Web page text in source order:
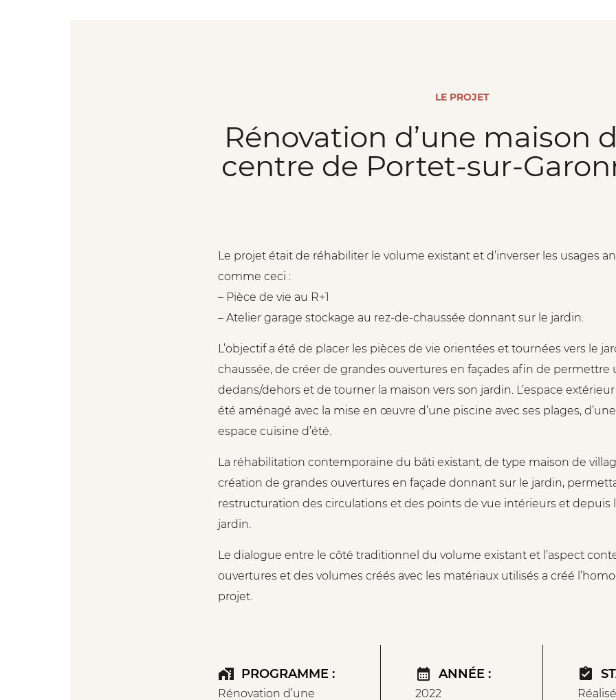
LE PROJET
Rénovation d’une maison
centre de Portet-sur-
Le projet était de réhabiliter le volume existant et d’inverser les usages
comme ceci :
– Pièce de vie au R+1
– Atelier garage stockage au rez-de-chaussée donnant sur le jardin.
L’objectif a été de placer les pièces de vie orientées et tournées vers le
chaussée, de créer de grandes ouvertures en façades afin de permettre
dedans/dehors et de tourner la maison vers son jardin. L’espace
été aménagé avec la mise en œuvre d’une piscine avec ses plages,
espace cuisine d’été.
La réhabilitation contemporaine du bâti existant, de type maison de
création de grandes ouvertures en façade donnant sur le jardin,
restructuration des circulations et des points de vue intérieurs et depuis
jardin.
Le dialogue entre le côté traditionnel du volume existant et l’aspect
ouvertures et des volumes créés avec les matériaux utilisés a créé
projet.
PROGRAMME :
Rénovation d’une
ANNÉE :
2022